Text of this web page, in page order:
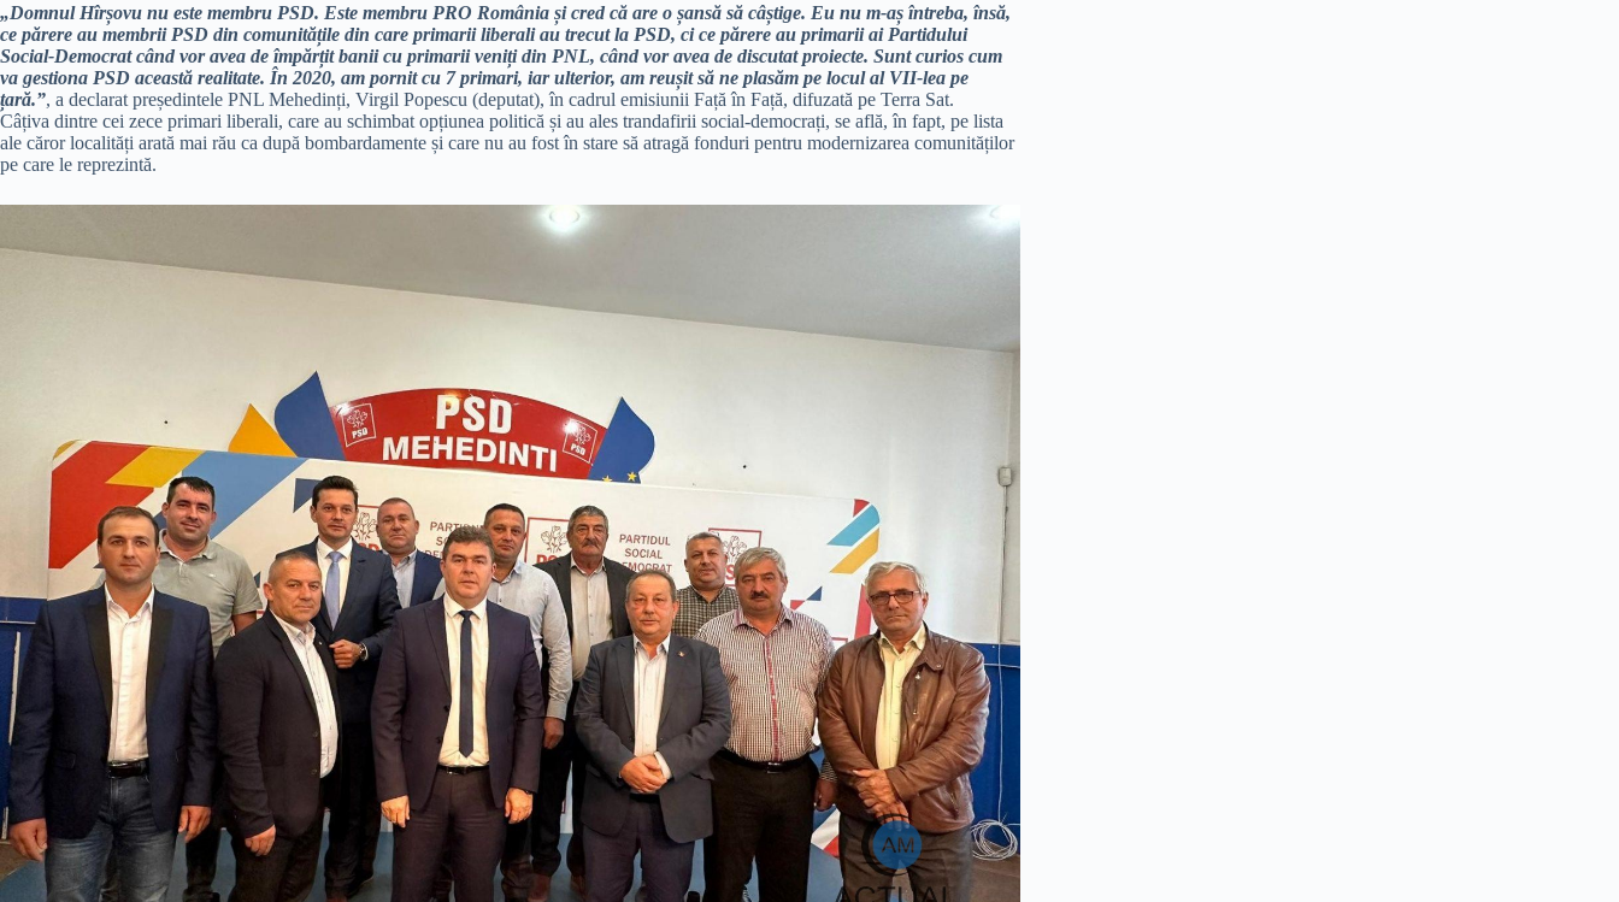
„Domnul Hîrșovu nu este membru PSD. Este membru PRO România și cred că are o șansă să câștige. Eu nu m-aș întreba, însă,
ce părere au membrii PSD din comunitățile din care primarii liberali au trecut la PSD, ci ce părere au primarii ai Partidului
Social-Democrat când vor avea de împărțit banii cu primarii veniți din PNL, când vor avea de discutat proiecte. Sunt curios cum
va gestiona PSD această realitate. În 2020, am pornit cu 7 primari, iar ulterior, am reușit să ne plasăm pe locul al VII-lea pe
țară.”, a declarat președintele PNL Mehedinți, Virgil Popescu (deputat), în cadrul emisiunii Față în Față, difuzată pe Terra Sat.
Câțiva dintre cei zece primari liberali, care au schimbat opțiunea politică și au ales trandafirii social-democrați, se află, în fapt, pe lista
ale căror localități arată mai rău ca după bombardamente și care nu au fost în stare să atragă fonduri pentru modernizarea comunităților
pe care le reprezintă.